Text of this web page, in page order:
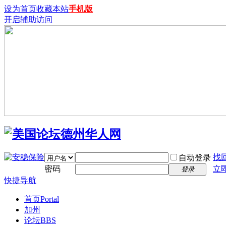
设为首页收藏本站手机版
开启辅助访问
自动登录 找
密码
登录
立
快捷导航
首页Portal
加州
论坛BBS